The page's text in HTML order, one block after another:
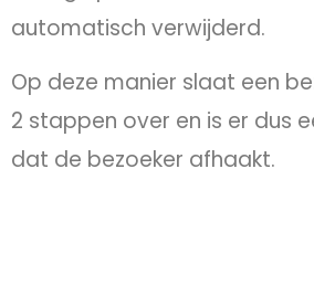
automatisch verwijderd.
Op deze manier slaat een
2 stappen over en is er dus
dat de bezoeker afhaakt.